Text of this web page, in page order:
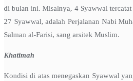
di bulan ini. Misalnya, 4 Syawwal
27 Syawwal, adalah Perjalanan Nabi
Salman al-Farisi, sang arsitek Muslim.
Khatimah
Kondisi di atas menegaskan Syawwal